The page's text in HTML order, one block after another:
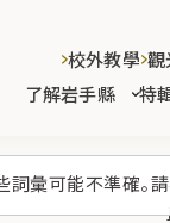
彙可能不準確。請
了解岩手縣 特
校外教學 觀